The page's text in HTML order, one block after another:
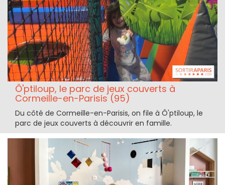
Ô'ptiloup, le parc de jeux couverts à
Cormeille-en-Parisis (95)
Du côté de Cormeille-en-Parisis, on file à Ô'ptiloup, le
parc de jeux couverts à découvrir en famille.